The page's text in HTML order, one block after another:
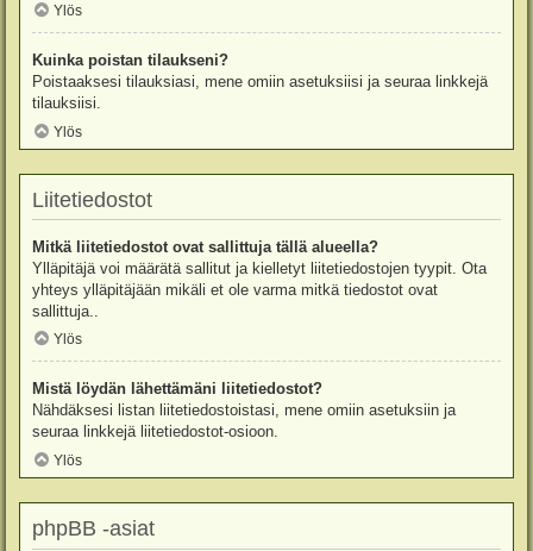
Ylös
Kuinka poistan tilaukseni?
Poistaaksesi tilauksiasi, mene omiin asetuksiisi ja seuraa linkkejä
tilauksiisi.
Ylös
Liitetiedostot
Mitkä liitetiedostot ovat sallittuja tällä alueella?
Ylläpitäjä voi määrätä sallitut ja kielletyt liitetiedostojen tyypit. Ota
yhteys ylläpitäjään mikäli et ole varma mitkä tiedostot ovat
sallittuja..
Ylös
Mistä löydän lähettämäni liitetiedostot?
Nähdäksesi listan liitetiedostoistasi, mene omiin asetuksiin ja
seuraa linkkejä liitetiedostot-osioon.
Ylös
phpBB -asiat